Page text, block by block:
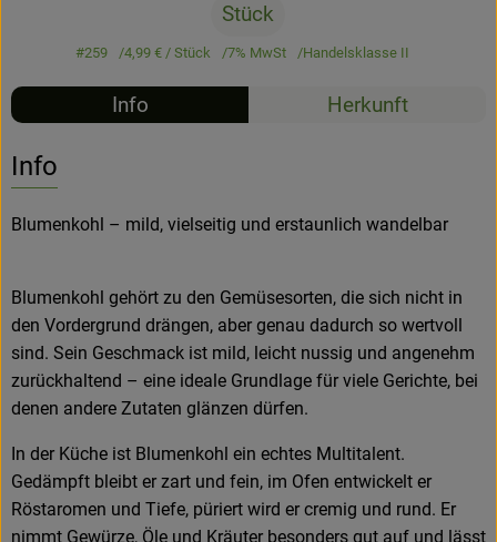
Hofladen
Stück
#259 4,99 €/ Stück 7% MwSt Handelsklasse II
Info Herkunft
Info
Blumenkohl – mild, vielseitig und erstaunlich wandelbar
Blumenkohl gehört zu den Gemüsesorten, die sich nicht in
den Vordergrund drängen, aber genau dadurch so wertvoll
sind. Sein Geschmack ist mild, leicht nussig und angenehm
zurückhaltend – eine ideale Grundlage für viele Gerichte, bei
denen andere Zutaten glänzen dürfen.
In der Küche ist Blumenkohl ein echtes Multitalent.
Gedämpft bleibt er zart und fein, im Ofen entwickelt er
Röstaromen und Tiefe, püriert wird er cremig und rund. Er
nimmt Gewürze, Öle und Kräuter besonders gut auf und lässt